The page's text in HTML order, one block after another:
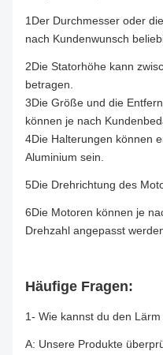
1Der Durchmesser oder
nach Kundenwunsch
2Die Statorhöhe kann
betragen.
3Die Größe und die
können je nach
4Die Halterungen können
Aluminium sein.
5Die Drehrichtung des
6Die Motoren können je
Drehzahl angepasst
Häufige Fragen:
1- Wie kannst du den
A: Unsere Produkte